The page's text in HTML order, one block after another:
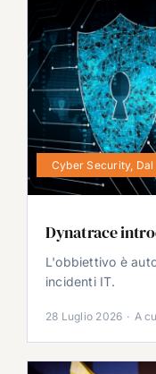
Cyber Security,
Dynatrace
L'obbiettivo è
incidenti IT.
28 Luglio 2026 · A